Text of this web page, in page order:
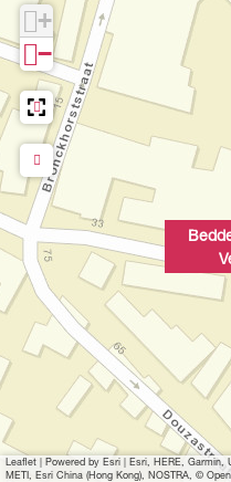
+
−
Leaflet | Powered by Esri | Esri, HERE, Garmin,
METI, Esri China (Hong Kong), NOSTRA, ©